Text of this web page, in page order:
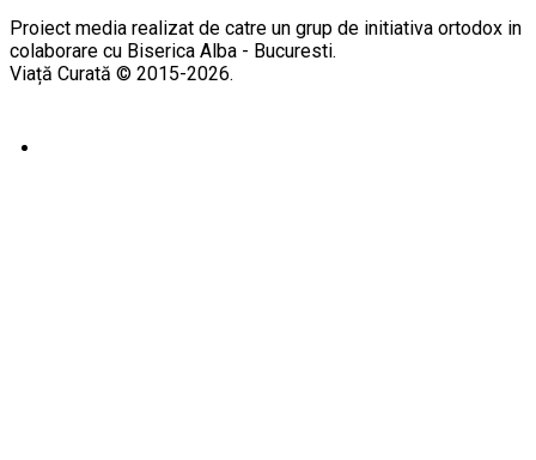
Proiect media realizat de catre un grup de initiativa ortodox in
colaborare cu Biserica Alba - Bucuresti.
Viață Curată © 2015-2026.